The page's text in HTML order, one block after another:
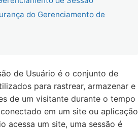
do Gerenciamento de
de Usuário é o conjunto de
para rastrear, armazenar e
de um visitante durante o tempo
em um site ou aplicação
acessa um site, uma sessão é